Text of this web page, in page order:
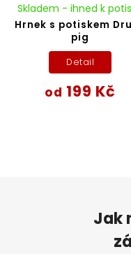
Hrnek s potiskem
pig
Skladem - ihned k
od 199 Kč
Detail
Jak